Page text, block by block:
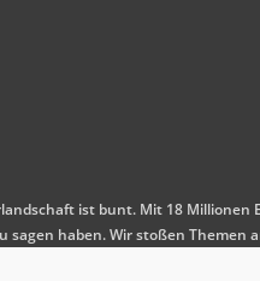
ist bunt. Mit 18
haben. Wir stoßen Themen